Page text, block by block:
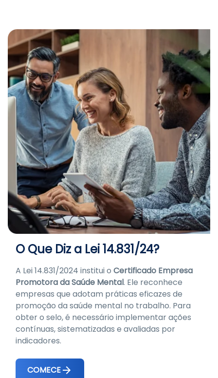
O Que Diz a Lei 14.831/24?
A Lei 14.831/2024 institui o Certificado Empresa
Promotora da Saúde Mental. Ele reconhece
empresas que adotam práticas eficazes de
promoção da saúde mental no trabalho. Para
obter o selo, é necessário implementar ações
contínuas, sistematizadas e avaliadas por
indicadores.
COMECE